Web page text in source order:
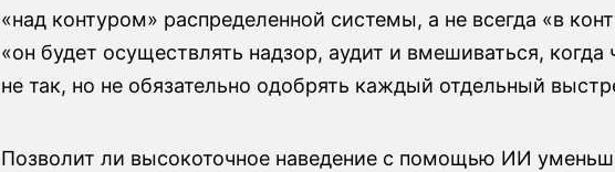
«над контуром» распределенной системы, а не всегда «в
«он будет осуществлять надзор, аудит и вмешиваться, когда
не так, но не обязательно одобрять каждый отдельный
Позволит ли высокоточное наведение с помощью ИИ